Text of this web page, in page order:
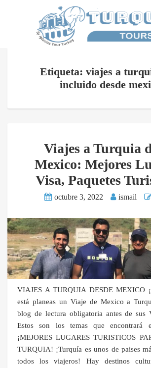
Etiqueta: viajes a
incluido desde
Viajes a Turquia
Mexico: Mejores
Visa, Paquetes
octubre 3, 2022 ismail
VIAJES A TURQUIA DESDE MEXICO
está planeas un Viaje de Mexico a
blog de lectura obligatoria antes de sus
Estos son los temas que encontrará
¡MEJORES LUGARES TURISTICOS
TURQUIA! ¡Turquía es unos de paises
todos los viajeros! Hay destinos